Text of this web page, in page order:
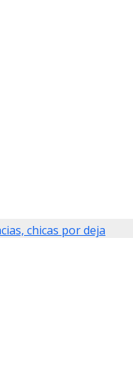
chicas por deja